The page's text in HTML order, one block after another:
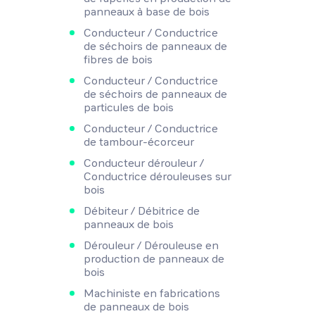
panneaux à base de bois
Conducteur / Conductrice
de séchoirs de panneaux de
fibres de bois
Conducteur / Conductrice
de séchoirs de panneaux de
particules de bois
Conducteur / Conductrice
de tambour-écorceur
Conducteur dérouleur /
Conductrice dérouleuses sur
bois
Débiteur / Débitrice de
panneaux de bois
Dérouleur / Dérouleuse en
production de panneaux de
bois
Machiniste en fabrications
de panneaux de bois